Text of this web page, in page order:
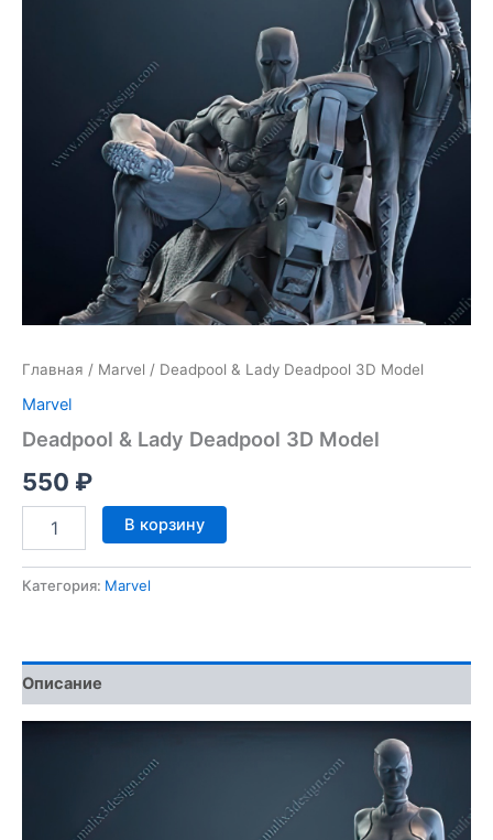
Главная / Marvel / Deadpool & Lady Deadpool 3D Model
Marvel
Deadpool & Lady Deadpool 3D Model
550 ₽
Количество
товара
&
Model
В корзину
Категория: Marvel
Описание